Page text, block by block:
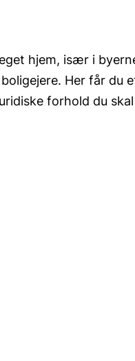
hjem, især i
Her får du
forhold du